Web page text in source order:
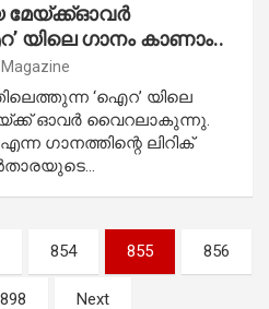
മേയ്ക്ക്ഓവര്‍
ഗാനം കാണാം..
‘ഐറ’ യിലെ
ഓവര്‍ വൈറലാകുന്നു.
ഗാനത്തിന്റെ ലിറിക്
854 855 856
898 Next